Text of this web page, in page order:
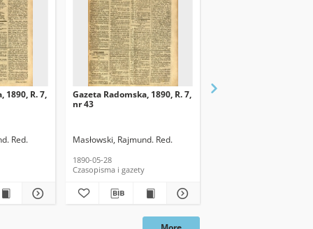
1890, R. 7,
Red.
Gazeta Radomska, 1890, R. 7,
nr 43
Masłowski, Rajmund. Red.
1890-05-28
Czasopisma i gazety